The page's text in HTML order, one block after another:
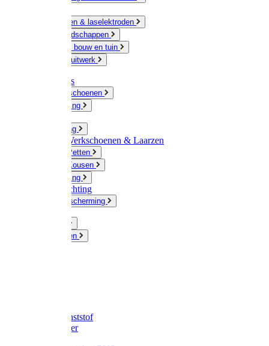
Slijpschijven & laselektroden
Handgereedschappen
IJzerwaren bouw en tuin
Hang en sluitwerk
Disposables
Werkhandschoenen
Regenkleding
Werkkleding
Wandel-/ Werkschoenen & Laarzen
Hoeden / Petten
Sokken / Kousen
Winterkleding
Winkelinrichting
Gelaatsbescherming
Knaagdieren
Emmer kunststof
Schepemmer